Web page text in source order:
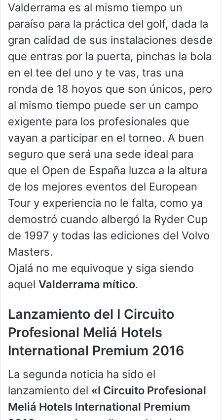
Valderrama es al mismo tiempo un
paraíso para la práctica del golf, dada la
gran calidad de sus instalaciones desde
que entras por la puerta, pinchas la bola
en el tee del uno y te vas, tras una
ronda de 18 hoyos que son únicos, pero
al mismo tiempo puede ser un campo
exigente para los profesionales que
vayan a participar en el torneo. A buen
seguro que será una sede ideal para
que el Open de España luzca a la altura
de los mejores eventos del European
Tour y experiencia no le falta, como ya
demostró cuando albergó la Ryder Cup
de 1997 y todas las ediciones del Volvo
Masters.
Ojalá no me equivoque y siga siendo
aquel Valderrama mítico.
Lanzamiento del I Circuito
Profesional Meliá Hotels
International Premium 2016
La segunda noticia ha sido el
lanzamiento del «I Circuito Profesional
Meliá Hotels International Premium